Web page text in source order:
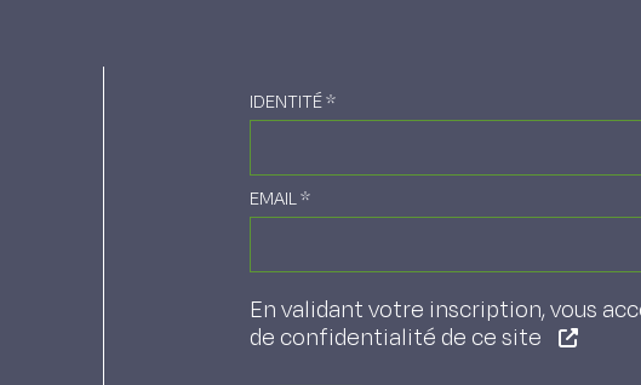
IDENTITÉ*
EMAIL*
En validant votre inscription, vous
de confidentialité de ce site